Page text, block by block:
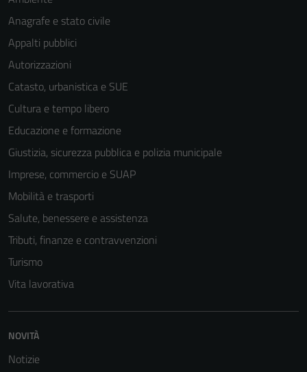
Anagrafe e stato civile
Appalti pubblici
Autorizzazioni
Catasto, urbanistica e SUE
Cultura e tempo libero
Educazione e formazione
Giustizia, sicurezza pubblica e polizia municipale
Imprese, commercio e SUAP
Mobilità e trasporti
Salute, benessere e assistenza
Tributi, finanze e contravvenzioni
Turismo
Vita lavorativa
NOVITÀ
Notizie